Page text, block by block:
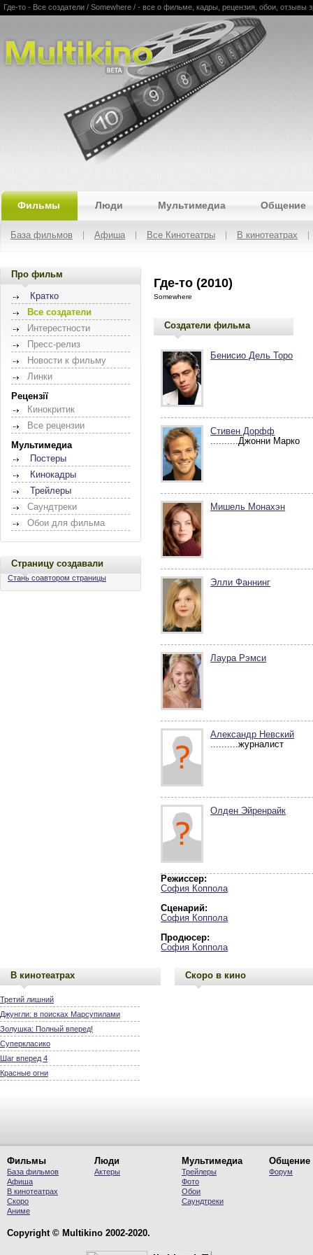
Multikino
Где-то - Все создатели / Somewhere / - все о фильме, кадры, рецензия, обои, отзывы
Фильмы Люди Мультимедиа Общение
База фильмов Афиша Все Кинотеатры В кинотеатрах
Про фильм
Кратко
Все создатели
Интерестности
Пресс-релиз
Новости к фильму
Линки
Рецензії
Кинокритик
Все рецензии
Мультимедиа
Постеры
Кинокадры
Трейлеры
Саундтреки
Обои для фильма
Страницу создавали
Стань соавтором страницы
Где-то (2010)
Somewhere
Создатели фильма
Бенисио Дель Торо
Стивен Дорфф
..........Джонни Марко
Мишель Монахэн
Элли Фаннинг
Лаура Рэмси
Александр Невский
..........журналист
Олден Эйренрайк
Режиссер:
София Коппола
Сценарий:
София Коппола
Продюсер:
София Коппола
В кинотеатрах
Третий лишний
Джунгли: в поисках Марсупилами
Золушка: Полный вперед!
Суперкласико
Шаг вперед 4
Красные огни
Скоро в кино
Фильмы
База фильмов
Афиша
В кинотеатрах
Скоро
Аниме
Люди
Актеры
Мультимедиа
Трейлеры
Фото
Обои
Саундтреки
Общение
Форум
Copyright © Multikino 2002-2020.